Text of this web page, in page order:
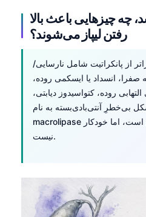
چه چیزهایی باعث بالا
رفتن لیپاز می‌شوند؟
از پانکراتیت شامل نارسایی/
صفرا، انسداد یا ایسکمی روده،
روده، کتواسیدوز دیابتی،
بی‌خطرِ آنتی‌بادی‌بسته به نام
macrolipase است. پانکراس شایع است، اما خودکار
نیست.